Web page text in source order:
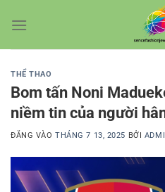
qua
THỂ THAO
Bom tấn Noni
niềm tin của người
ĐĂNG VÀOTHÁNG 7 13, 2025 BỞI